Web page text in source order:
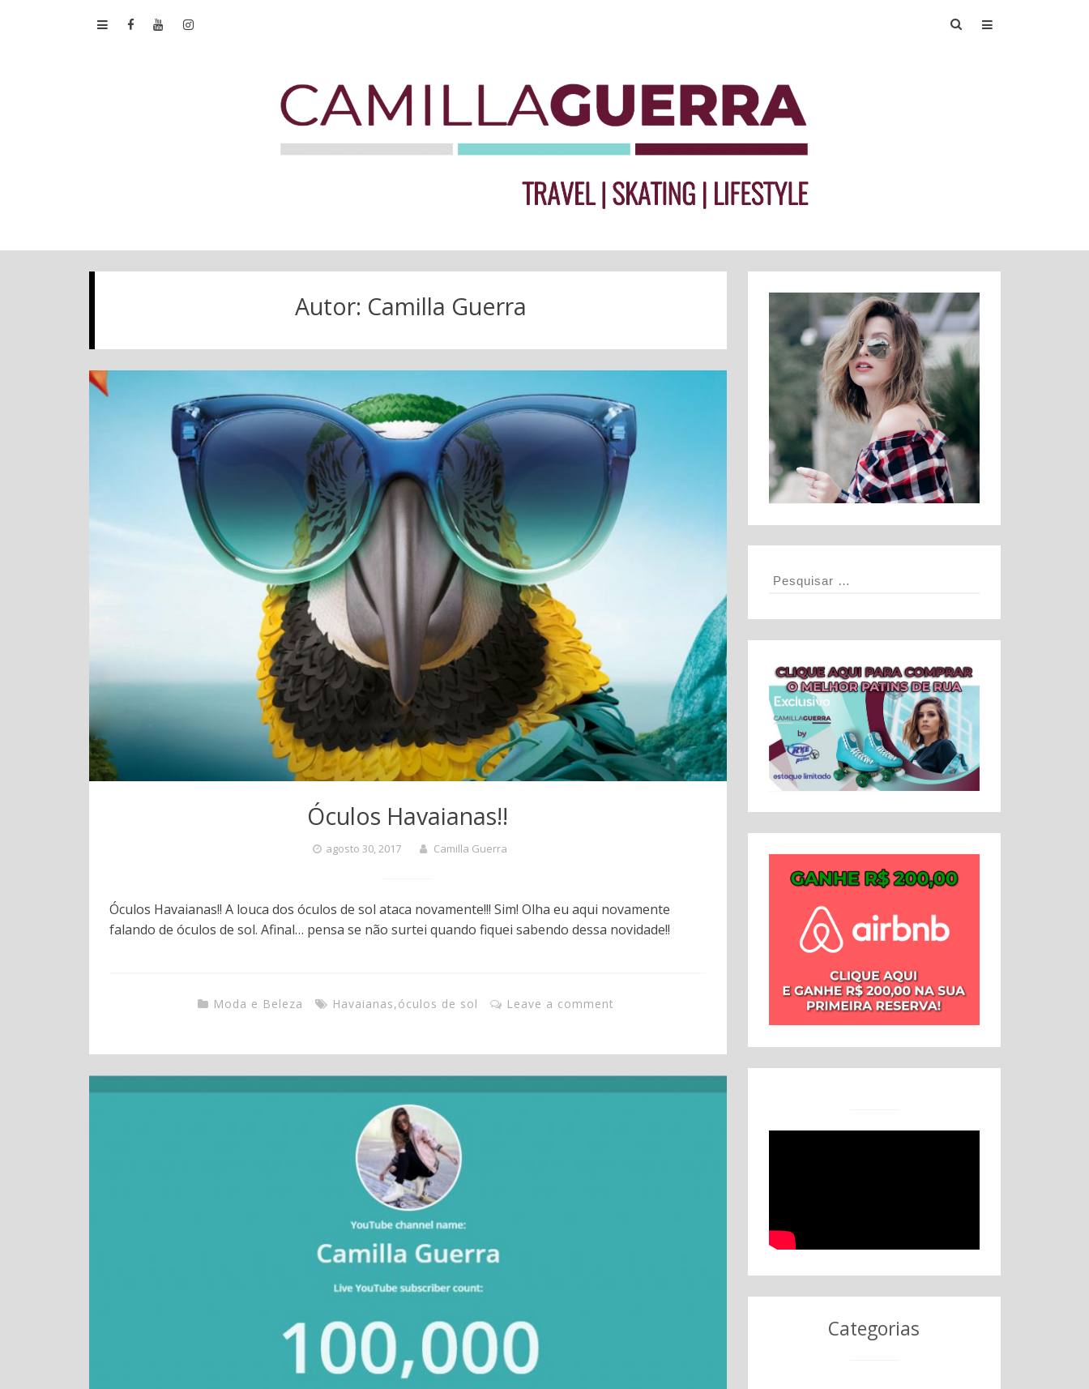
Autor: Camilla Guerra
Óculos Havaianas!!
agosto 30, 2017 Camilla Guerra
Óculos Havaianas!! A louca dos óculos de sol ataca novamente!!! Sim! Olha eu aqui novamente
falando de óculos de sol. Afinal… pensa se não surtei quando fiquei sabendo dessa novidade!!
Moda e Beleza Havaianas,óculos de sol Leave a comment
Categorias